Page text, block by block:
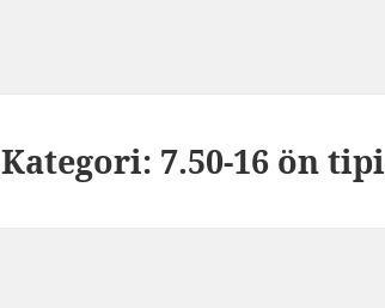
Kategori: 7.50-16 ön tipi